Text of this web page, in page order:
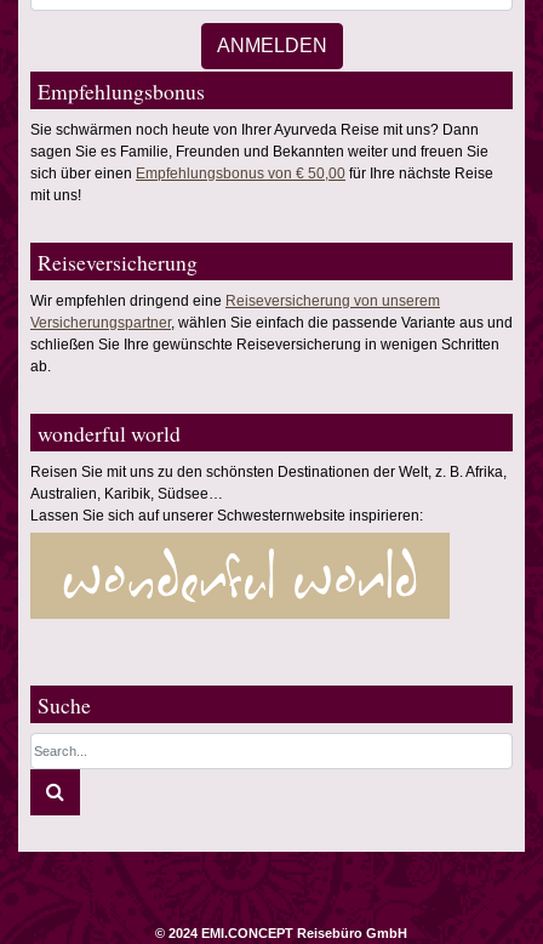
Empfehlungsbonus
Sie schwärmen noch heute von Ihrer Ayurveda Reise mit uns? Dann
sagen Sie es Familie, Freunden und Bekannten weiter und freuen Sie
sich über einen Empfehlungsbonus von € 50,00 für Ihre nächste Reise
mit uns!
Reiseversicherung
Wir empfehlen dringend eine Reiseversicherung von unserem
Versicherungspartner, wählen Sie einfach die passende Variante aus und
schließen Sie Ihre gewünschte Reiseversicherung in wenigen Schritten
ab.
wonderful world
Reisen Sie mit uns zu den schönsten Destinationen der Welt, z. B. Afrika,
Australien, Karibik, Südsee…
Lassen Sie sich auf unserer Schwesternwebsite inspirieren:
Suche
© 2024 EMI.CONCEPT Reisebüro GmbH